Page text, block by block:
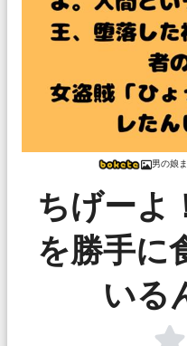
男の娘
ちげーよ
を勝手に
いる